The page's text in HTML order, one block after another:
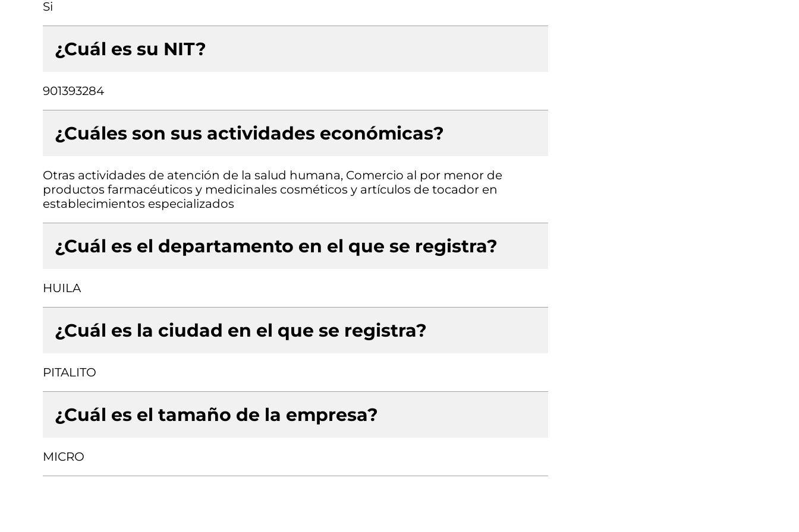
Si
¿Cuál es su NIT?
901393284
¿Cuáles son sus actividades económicas?
Otras actividades de atención de la salud humana, Comercio al por menor de
productos farmacéuticos y medicinales cosméticos y artículos de tocador en
establecimientos especializados
¿Cuál es el departamento en el que se registra?
HUILA
¿Cuál es la ciudad en el que se registra?
PITALITO
¿Cuál es el tamaño de la empresa?
MICRO